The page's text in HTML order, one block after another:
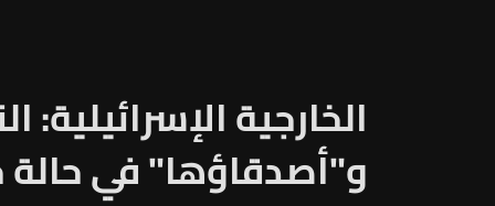
الخارجية الإسرائيلية:
و"أصدقاؤها" في